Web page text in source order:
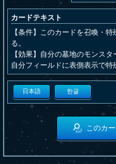
カードテキスト
【条件】このカードを召喚・
る。
【効果】自分の墓地のモンス
自分フィールドに表側表示で特
日本語 한글
このカ